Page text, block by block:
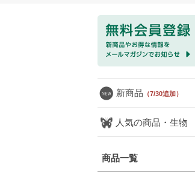
新商品 （7/30追加）
人気の商品・生物
商品一覧